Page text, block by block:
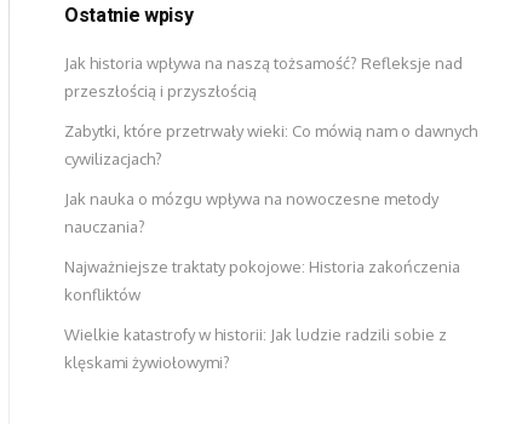
Ostatnie wpisy
Jak historia wpływa na naszą tożsamość? Refleksje nad
przeszłością i przyszłością
Zabytki, które przetrwały wieki: Co mówią nam o dawnych
cywilizacjach?
Jak nauka o mózgu wpływa na nowoczesne metody
nauczania?
Najważniejsze traktaty pokojowe: Historia zakończenia
konfliktów
Wielkie katastrofy w historii: Jak ludzie radzili sobie z
klęskami żywiołowymi?